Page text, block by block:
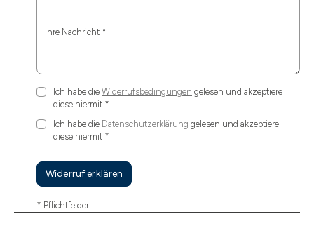
Ihre Nachricht *
Ich habe die Widerrufsbedingungen gelesen und akzeptiere
diese hiermit *
Ich habe die Datenschutzerklärung gelesen und akzeptiere
diese hiermit *
Widerruf erklären
* Pflichtfelder